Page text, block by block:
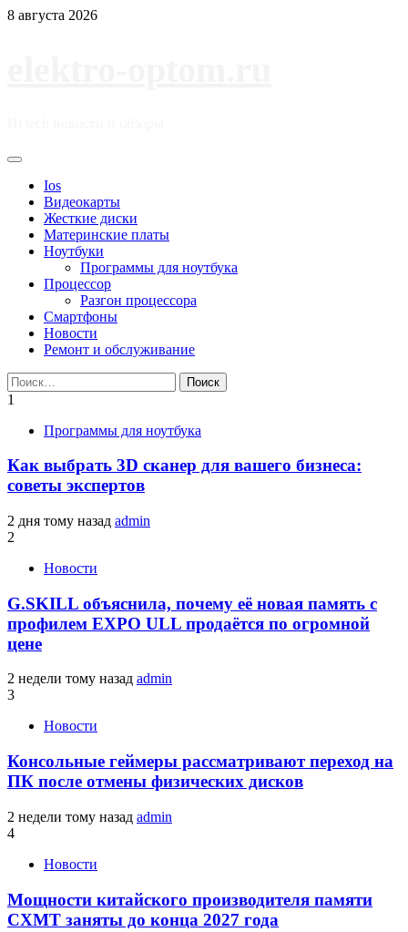
Перейти
8 августа 2026
Основное
Ios
Видеокарты
Жесткие диски
Материнские платы
Ноутбуки
Программы для ноутбука
Процессор
Разгон процессора
Смартфоны
Новости
Ремонт и обслуживание
Найти:
1
Программы для ноутбука
Как выбрать 3D сканер для вашего бизнеса:
советы экспертов
2 дня тому назад admin
2
Новости
G.SKILL объяснила, почему её новая память с
профилем EXPO ULL продаётся по огромной
цене
2 недели тому назад admin
3
Новости
Консольные геймеры рассматривают переход на
ПК после отмены физических дисков
2 недели тому назад admin
4
Новости
Мощности китайского производителя памяти
CXMT заняты до конца 2027 года